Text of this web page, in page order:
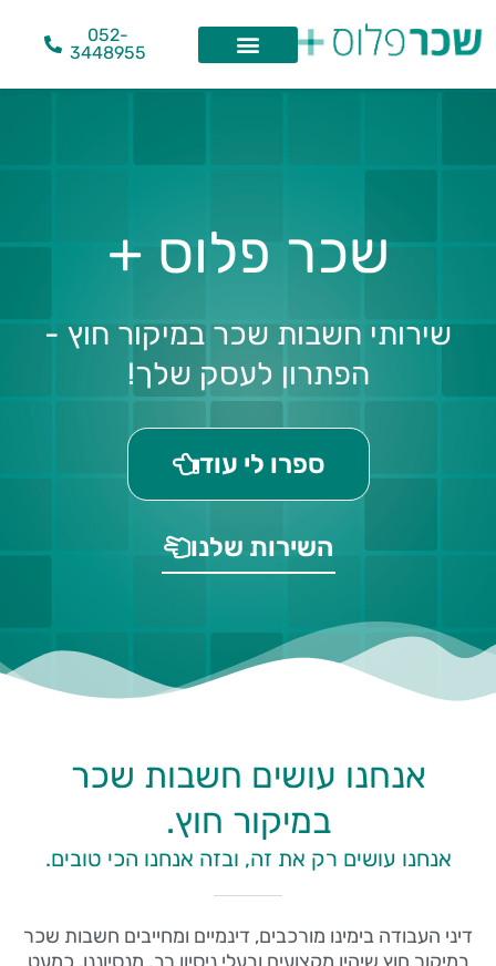
לתוכן
052-
3448955
שכר פלוס +
שירותי חשבות שכר במיקור חוץ -
הפתרון לעסק שלך!
ספרו לי עוד
השירות שלנו
אנחנו עושים חשבות שכר
במיקור חוץ.
אנחנו עושים רק את זה, ובזה אנחנו הכי טובים.
דיני העבודה בימינו מורכבים, דינמיים ומחייבים חשבות שכר